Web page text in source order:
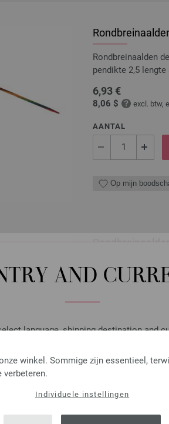
AND
language, shipping destination and
TO
winkel. Sommige zijn essentieel,
verbeteren.
Individuele instellingen
Rondbreinaalden
pendikte 2,5 lengte
6,93 €
8,06 $ excl. btw,
AANTAL
Op mijn
Rondbreinaalden
pendikte 3,0 lengte
7,14 €
Op mijn